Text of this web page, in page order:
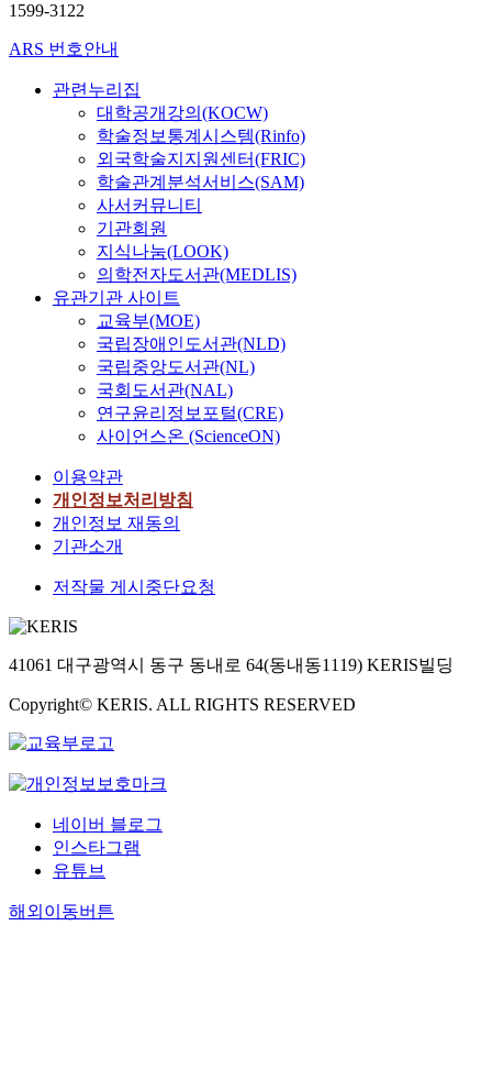
1599-3122
ARS 번호안내
관련누리집
대학공개강의(KOCW)
학술정보통계시스템(Rinfo)
외국학술지지원센터(FRIC)
학술관계분석서비스(SAM)
사서커뮤니티
기관회원
지식나눔(LOOK)
의학전자도서관(MEDLIS)
유관기관 사이트
교육부(MOE)
국립장애인도서관(NLD)
국립중앙도서관(NL)
국회도서관(NAL)
연구윤리정보포털(CRE)
사이언스온 (ScienceON)
이용약관
개인정보처리방침
개인정보 재동의
기관소개
저작물 게시중단요청
41061 대구광역시 동구 동내로 64(동내동1119) KERIS빌딩
Copyright© KERIS. ALL RIGHTS RESERVED
네이버 블로그
인스타그램
유튜브
해외이동버튼